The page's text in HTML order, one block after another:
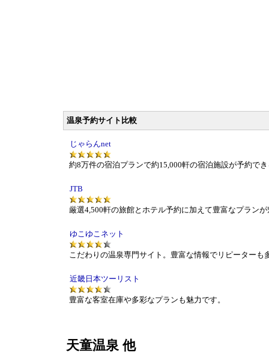
温泉予約サイト比較
じゃらんnet
約8万件の宿泊プランで約15,000軒の宿泊施設が予約で
JTB
厳選4,500軒の旅館とホテル予約に加えて豊富なプラン
ゆこゆこネット
こだわりの温泉専門サイト。豊富な情報でリピーターも
近畿日本ツーリスト
豊富な客室在庫や多彩なプランも魅力です。
天童温泉 他